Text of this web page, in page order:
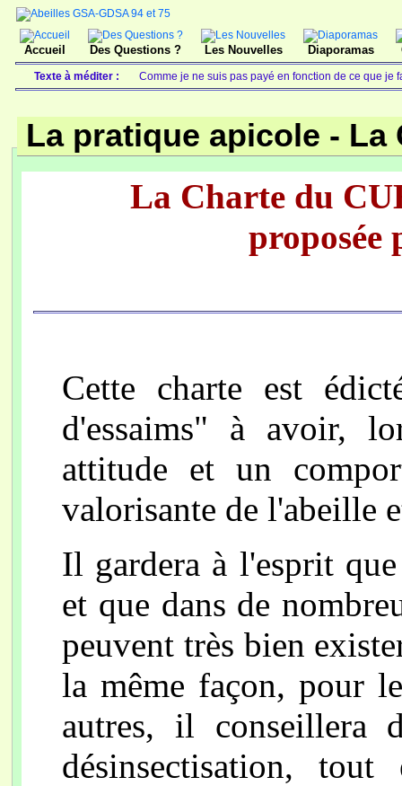
Accueil Des Questions ? Les Nouvelles Diaporamas
Texte à méditer : Comme je ne suis pas payé en fonction de ce que
La pratique apicole - La
La Charte du
proposée
Cette charte est
d'essaims" à avoir,
attitude et un
valorisante de l'abeille
Il gardera à l'esprit
et que dans de
peuvent très bien
la même façon, pour
autres, il conseillera
désinsectisation,